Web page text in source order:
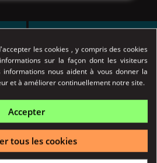
LIVRAISON OFFERTE DÈS 30€
14H)
les cookies , y compris des cookies
sur la façon dont les visiteurs
nous aident à vous donner la
et à améliorer continuellement notre site.
Accepter
tous les cookies